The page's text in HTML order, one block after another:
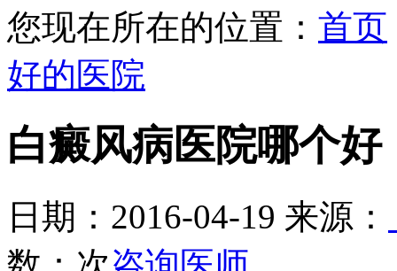
您现在所在的位置： 首页
好的医院
白癜风病医院哪个好
日期：2016-04-19 来源：